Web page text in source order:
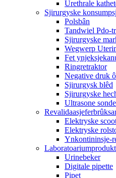
Urethrale
Sjirurgyske
Polsbân
Tandwiel Pdo-
Sjirurgyske
Wegwerp
Fet
Ringretraktor
Negative druk
Sjirurgysk blêd
Sjirurgyske
Ultrasone
Elektryske
Elektryske
Ynkontininsje-
Urinebeker
Digitale pipette
Pipet